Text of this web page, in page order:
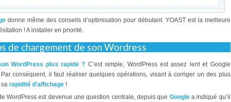
donne même des conseils d’optimisation pour débutant. YOAST est la meilleure
! A installer en priorité.
de chargement de son Wordress
WordPress plus rapide ? C’est simple, WordPress est assez lent et Google
conséquent, il faut réaliser quelques opérations, visant à corriger un des plus
sa rapidité d’affichage!
WordPress est devenue une question centrale, depuis que Googlea indiqué qu’il